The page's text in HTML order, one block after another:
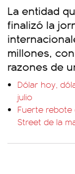
La entidad
finalizó la
millones,
razones de
Dólar hoy,
julio
Fuerte rebote
Street de la